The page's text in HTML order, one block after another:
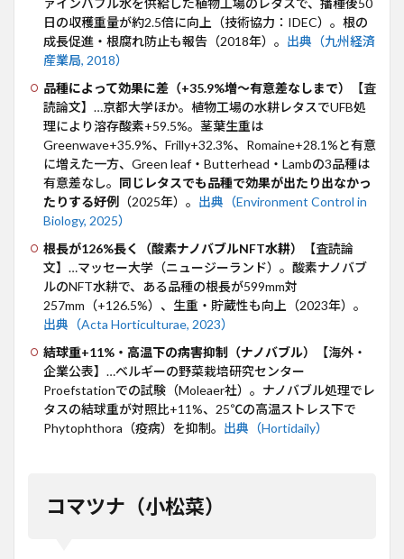
件」
で確
かめ
る
ァインバブル水を供給した植物工場のレタスで、播種後50
日の収穫重量が約2.5倍に向上（技術協力：IDEC）。根の
成長促進・根腐れ防止も報告（2018年）。 出典（九州経済
産業局, 2018）
品種によって効果に差（+35.9%増〜有意差なしまで）
【査
読論文】…京都大学ほか。植物工場の水耕レタスでUFB処
理により溶存酸素+59.5%。茎葉生重は
Greenwave+35.9%、Frilly+32.3%、Romaine+28.1%と有意
に増えた一方、Green leaf・Butterhead・Lambの3品種は
有意差なし。 同じレタスでも品種で効果が出たり出なかっ
たりする好例
（2025年）。 出典（Environment Control in
Biology, 2025）
根長が126%長く（酸素ナノバブルNFT水耕）
【査読論
文】…マッセー大学（ニュージーランド）。酸素ナノバブ
ルのNFT水耕で、ある品種の根長が599mm対
257mm（+126.5%）、生重・貯蔵性も向上（2023年）。
出典（Acta Horticulturae, 2023）
結球重+11%・高温下の病害抑制（ナノバブル）
【海外・
企業公表】…ベルギーの野菜栽培研究センター
Proefstationでの試験（Moleaer社）。ナノバブル処理でレ
タスの結球重が対照比+11%、25℃の高温ストレス下で
Phytophthora（疫病）を抑制。 出典（Hortidaily）
コマツナ（小松菜）